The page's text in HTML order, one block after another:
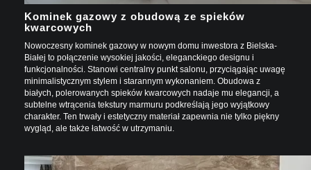
Kominek gazowy z obudową ze spieków
kwarcowych
Nowoczesny kominek gazowy w nowym domu inwestora z Bielska-
Białej to połączenie wysokiej jakości, eleganckiego designu i
funkcjonalności. Stanowi centralny punkt salonu, przyciągając uwagę
minimalistycznym stylem i starannym wykonaniem. Obudowa z
białych, polerowanych spieków kwarcowych nadaje mu elegancji, a
subtelne wtrącenia tekstury marmuru podkreślają jego wyjątkowy
charakter. Ten trwały i estetyczny materiał zapewnia nie tylko piękny
wygląd, ale także łatwość w utrzymaniu.